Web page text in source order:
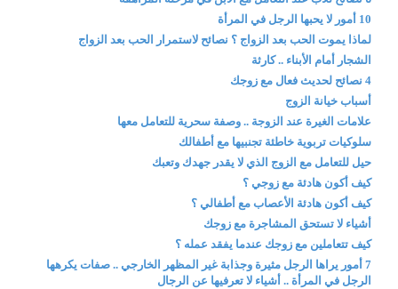
10 أمور لا يحبها الرجل في المرأة
لماذا يموت الحب بعد الزواج ؟ نصائح لاستمرار الحب بعد الزواج
الشجار أمام الأبناء .. كارثة
4 نصائح لحديث فعال مع زوجك
أسباب خيانة الزوج
علامات الغيرة عند الزوجة .. وصفة سحرية للتعامل معها
سلوكيات تربوية خاطئة تجنبيها مع أطفالك
حيل للتعامل مع الزوج الذي لا يقدر جهدك وتعبك
كيف أكون هادئة مع زوجي ؟
كيف أكون هادئة الأعصاب مع أطفالي ؟
أشياء لا تستحق المشاجرة مع زوجك
كيف تتعاملين مع زوجك عندما يفقد عمله ؟
7 أمور يراها الرجل مثيرة وجذابة غير المظهر الخارجي .. صفات يكرهها
الرجل في المرأة .. أشياء لا تعرفيها عن الرجال